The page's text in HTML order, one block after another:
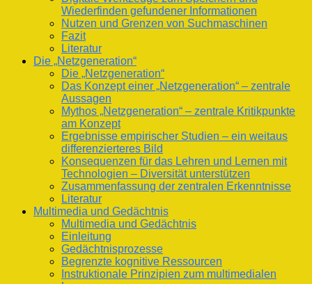
Wiederfinden gefundener Informationen
Nutzen und Grenzen von Suchmaschinen
Fazit
Literatur
Die „Netzgeneration“
Die „Netzgeneration“
Das Konzept einer „Netzgeneration“ – zentrale
Aussagen
Mythos „Netzgeneration“ – zentrale Kritikpunkte
am Konzept
Ergebnisse empirischer Studien – ein weitaus
differenzierteres Bild
Konsequenzen für das Lehren und Lernen mit
Technologien – Diversität unterstützen
Zusammenfassung der zentralen Erkenntnisse
Literatur
Multimedia und Gedächtnis
Multimedia und Gedächtnis
Einleitung
Gedächtnisprozesse
Begrenzte kognitive Ressourcen
Instruktionale Prinzipien zum multimedialen